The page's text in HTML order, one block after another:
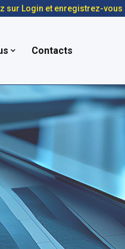
sur Login et enregistrez-
Contacts